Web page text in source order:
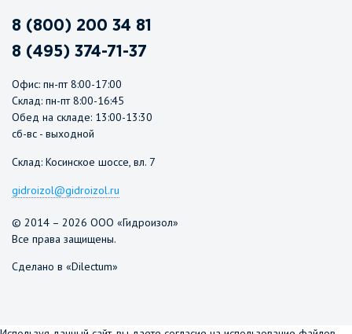
8 (800) 200 34 81
8 (495) 374-71-37
Офис: пн-пт 8:00-17:00
Склад: пн-пт 8:00-16:45
Обед на складе: 13:00-13:30
сб-вс - выходной
Склад: Косинское шоссе, вл. 7
gidroizol@gidroizol.ru
© 2014 – 2026 ООО «Гидроизол»
Все права защищены.
Сделано в «Dilectum»